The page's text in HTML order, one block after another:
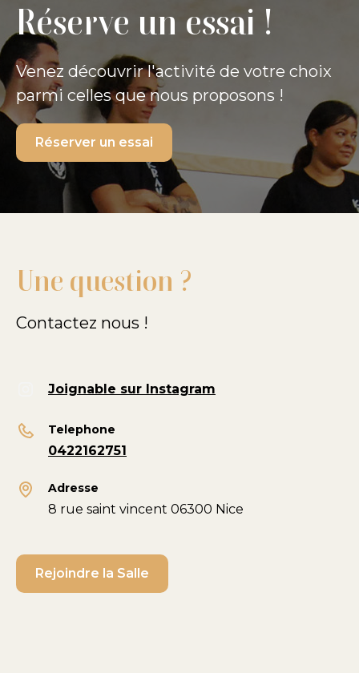
Réserve un essai !
Venez découvrir l'activité de votre choix
parmi celles que nous proposons !
Réserver un essai
Une question ?
Contactez nous !
Joignable sur Instagram
Telephone
0422162751
Adresse
8 rue saint vincent 06300 Nice
Rejoindre la Salle